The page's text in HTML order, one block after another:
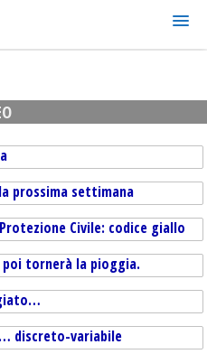
prossima settimana
Civile: codice giallo
poi tornerà la pioggia.
discreto-variabile